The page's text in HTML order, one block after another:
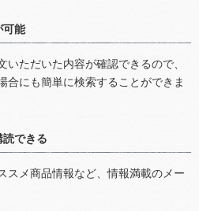
可能
ただいた内容が確認できるので、
合にも簡単に検索することができま
読できる
スメ商品情報など、情報満載のメー